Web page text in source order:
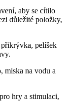
aby se cítilo
důležité položky,
pelíšek
miska na vodu a
hry a stimulaci,